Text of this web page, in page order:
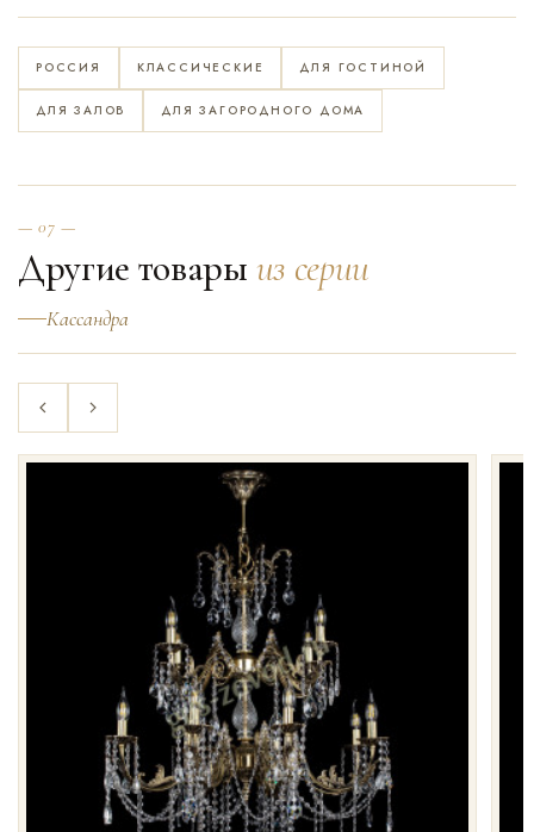
РОССИЯ КЛАССИЧЕСКИЕ ДЛЯ ГОСТИНОЙ
ДЛЯ ЗАЛОВ ДЛЯ ЗАГОРОДНОГО ДОМА
— 07 —
Другие товары из серии
Кассандра